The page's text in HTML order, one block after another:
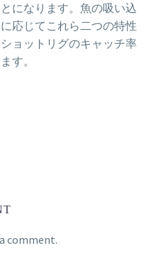
になります。魚の吸い込
応じてこれら二つの特性
ョットリグのキャッチ率
す。
comment.